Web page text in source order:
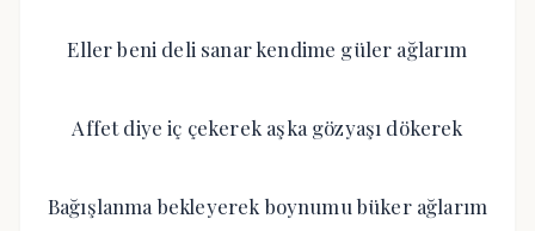
Eller beni deli sanar kendime güler ağlarım
Affet diye iç çekerek aşka gözyaşı dökerek
Bağışlanma bekleyerek boynumu büker ağlarım